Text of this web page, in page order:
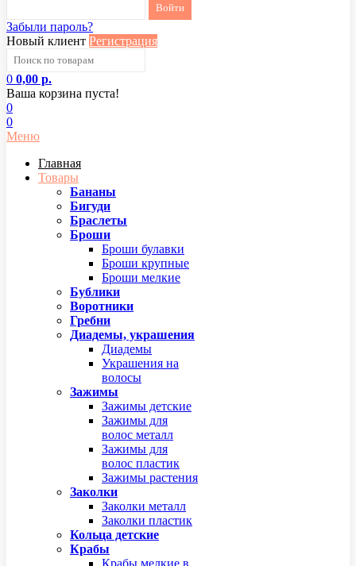
Забыли пароль?
Новый клиент Регистрация
0 0,00 р.
Ваша корзина пуста!
0
0
Меню
Главная
Товары
Бананы
Бигуди
Браслеты
Броши
Броши булавки
Броши крупные
Броши мелкие
Бублики
Воротники
Гребни
Диадемы, украшения
Диадемы
Украшения на
волосы
Зажимы
Зажимы детские
Зажимы для
волос металл
Зажимы для
волос пластик
Зажимы растения
Заколки
Заколки металл
Заколки пластик
Кольца детские
Крабы
Крабы мелкие в